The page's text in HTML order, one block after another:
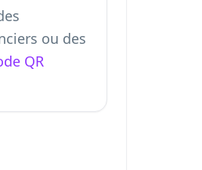
ou des
QR